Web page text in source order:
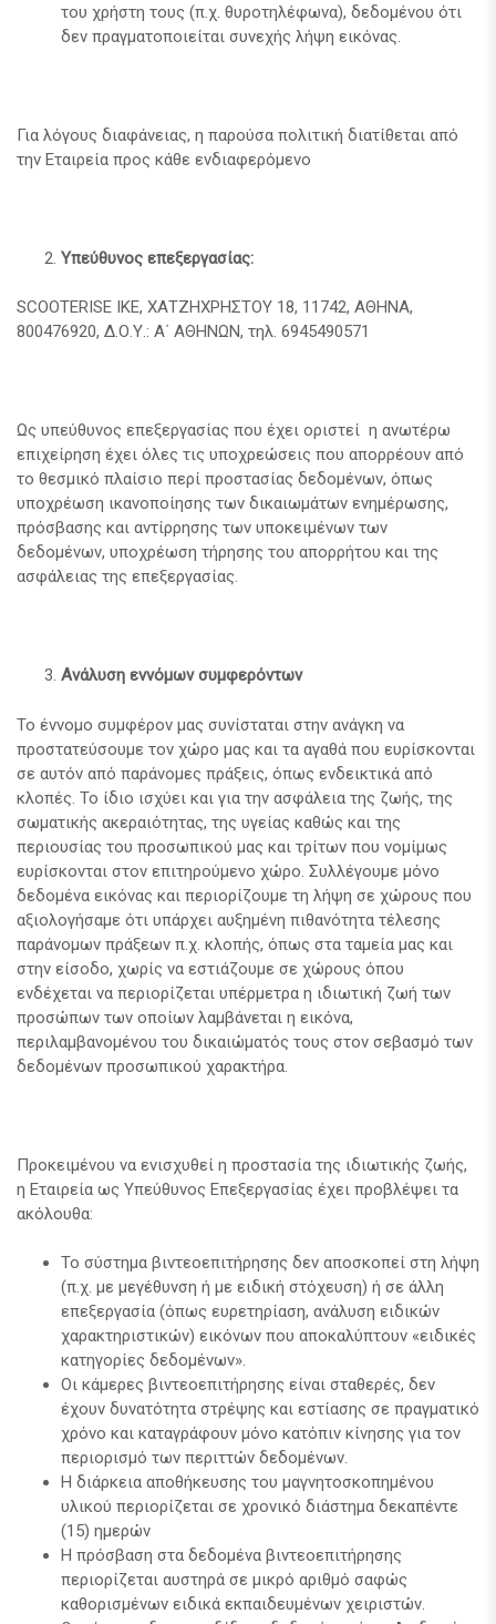
του χρήστη τους (π.χ. θυροτηλέφωνα), δεδομένου ότι
δεν πραγματοποιείται συνεχής λήψη εικόνας.
Για λόγους διαφάνειας, η παρούσα πολιτική διατίθεται από
την Εταιρεία προς κάθε ενδιαφερόμενο
Υπεύθυνος επεξεργασίας:
SCOOTERISE ΙΚΕ, ΧΑΤΖΗΧΡΗΣΤΟΥ 18, 11742, ΑΘΗΝΑ,
800476920, Δ.Ο.Υ.: Α΄ ΑΘΗΝΩΝ, τηλ. 6945490571
Ως υπεύθυνος επεξεργασίας που έχει οριστεί η ανωτέρω
επιχείρηση έχει όλες τις υποχρεώσεις που απορρέουν από
το θεσμικό πλαίσιο περί προστασίας δεδομένων, όπως
υποχρέωση ικανοποίησης των δικαιωμάτων ενημέρωσης,
πρόσβασης και αντίρρησης των υποκειμένων των
δεδομένων, υποχρέωση τήρησης του απορρήτου και της
ασφάλειας της επεξεργασίας.
Ανάλυση εννόμων συμφερόντων
Το έννομο συμφέρον μας συνίσταται στην ανάγκη να
προστατεύσουμε τον χώρο μας και τα αγαθά που ευρίσκονται
σε αυτόν από παράνομες πράξεις, όπως ενδεικτικά από
κλοπές. Το ίδιο ισχύει και για την ασφάλεια της ζωής, της
σωματικής ακεραιότητας, της υγείας καθώς και της
περιουσίας του προσωπικού μας και τρίτων που νομίμως
ευρίσκονται στον επιτηρούμενο χώρο. Συλλέγουμε μόνο
δεδομένα εικόνας και περιορίζουμε τη λήψη σε χώρους που
αξιολογήσαμε ότι υπάρχει αυξημένη πιθανότητα τέλεσης
παράνομων πράξεων π.χ. κλοπής, όπως στα ταμεία μας και
στην είσοδο, χωρίς να εστιάζουμε σε χώρους όπου
ενδέχεται να περιορίζεται υπέρμετρα η ιδιωτική ζωή των
προσώπων των οποίων λαμβάνεται η εικόνα,
περιλαμβανομένου του δικαιώματός τους στον σεβασμό των
δεδομένων προσωπικού χαρακτήρα.
Προκειμένου να ενισχυθεί η προστασία της ιδιωτικής ζωής,
η Εταιρεία ως Υπεύθυνος Επεξεργασίας έχει προβλέψει τα
ακόλουθα:
Το σύστημα βιντεοεπιτήρησης δεν αποσκοπεί στη λήψη
(π.χ. με μεγέθυνση ή με ειδική στόχευση) ή σε άλλη
επεξεργασία (όπως ευρετηρίαση, ανάλυση ειδικών
χαρακτηριστικών) εικόνων που αποκαλύπτουν «ειδικές
κατηγορίες δεδομένων».
Οι κάμερες βιντεοεπιτήρησης είναι σταθερές, δεν
έχουν δυνατότητα στρέψης και εστίασης σε πραγματικό
χρόνο και καταγράφουν μόνο κατόπιν κίνησης για τον
περιορισμό των περιττών δεδομένων.
Η διάρκεια αποθήκευσης του μαγνητοσκοπημένου
υλικού περιορίζεται σε χρονικό διάστημα δεκαπέντε
(15) ημερών
Η πρόσβαση στα δεδομένα βιντεοεπιτήρησης
περιορίζεται αυστηρά σε μικρό αριθμό σαφώς
καθορισμένων ειδικά εκπαιδευμένων χειριστών.